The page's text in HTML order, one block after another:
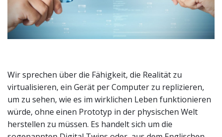
Wir sprechen über die Fähigkeit, die Realität zu
virtualisieren, ein Gerät per Computer zu replizieren,
um zu sehen, wie es im wirklichen Leben funktionieren
würde, ohne einen Prototyp in der physischen Welt
herstellen zu müssen. Es handelt sich um die